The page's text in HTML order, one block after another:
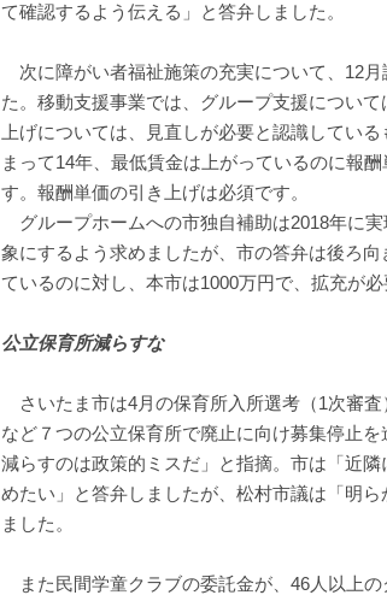
て確認するよう伝える」と答弁しました。
次に障がい者福祉施策の充実について、12
た。移動支援事業では、グループ支援につい
上げについては、見直しが必要と認識してい
まって14年、最低賃金は上がっているのに報
す。報酬単価の引き上げは必須です。
グループホームへの市独自補助は2018年に
象にするよう求めましたが、市の答弁は後ろ
ているのに対し、本市は1000万円で、拡充が必
公立保育所減らすな
さいたま市は4月の保育所入所選考（1次審
など７つの公立保育所で廃止に向け募集停止
減らすのは政策的ミスだ」と指摘。市は「近
めたい」と答弁しましたが、松村市議は「明
ました。
また民間学童クラブの委託金が、46人以上